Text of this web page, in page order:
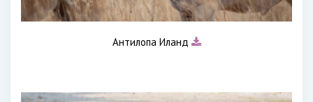
Антилопа Иланд